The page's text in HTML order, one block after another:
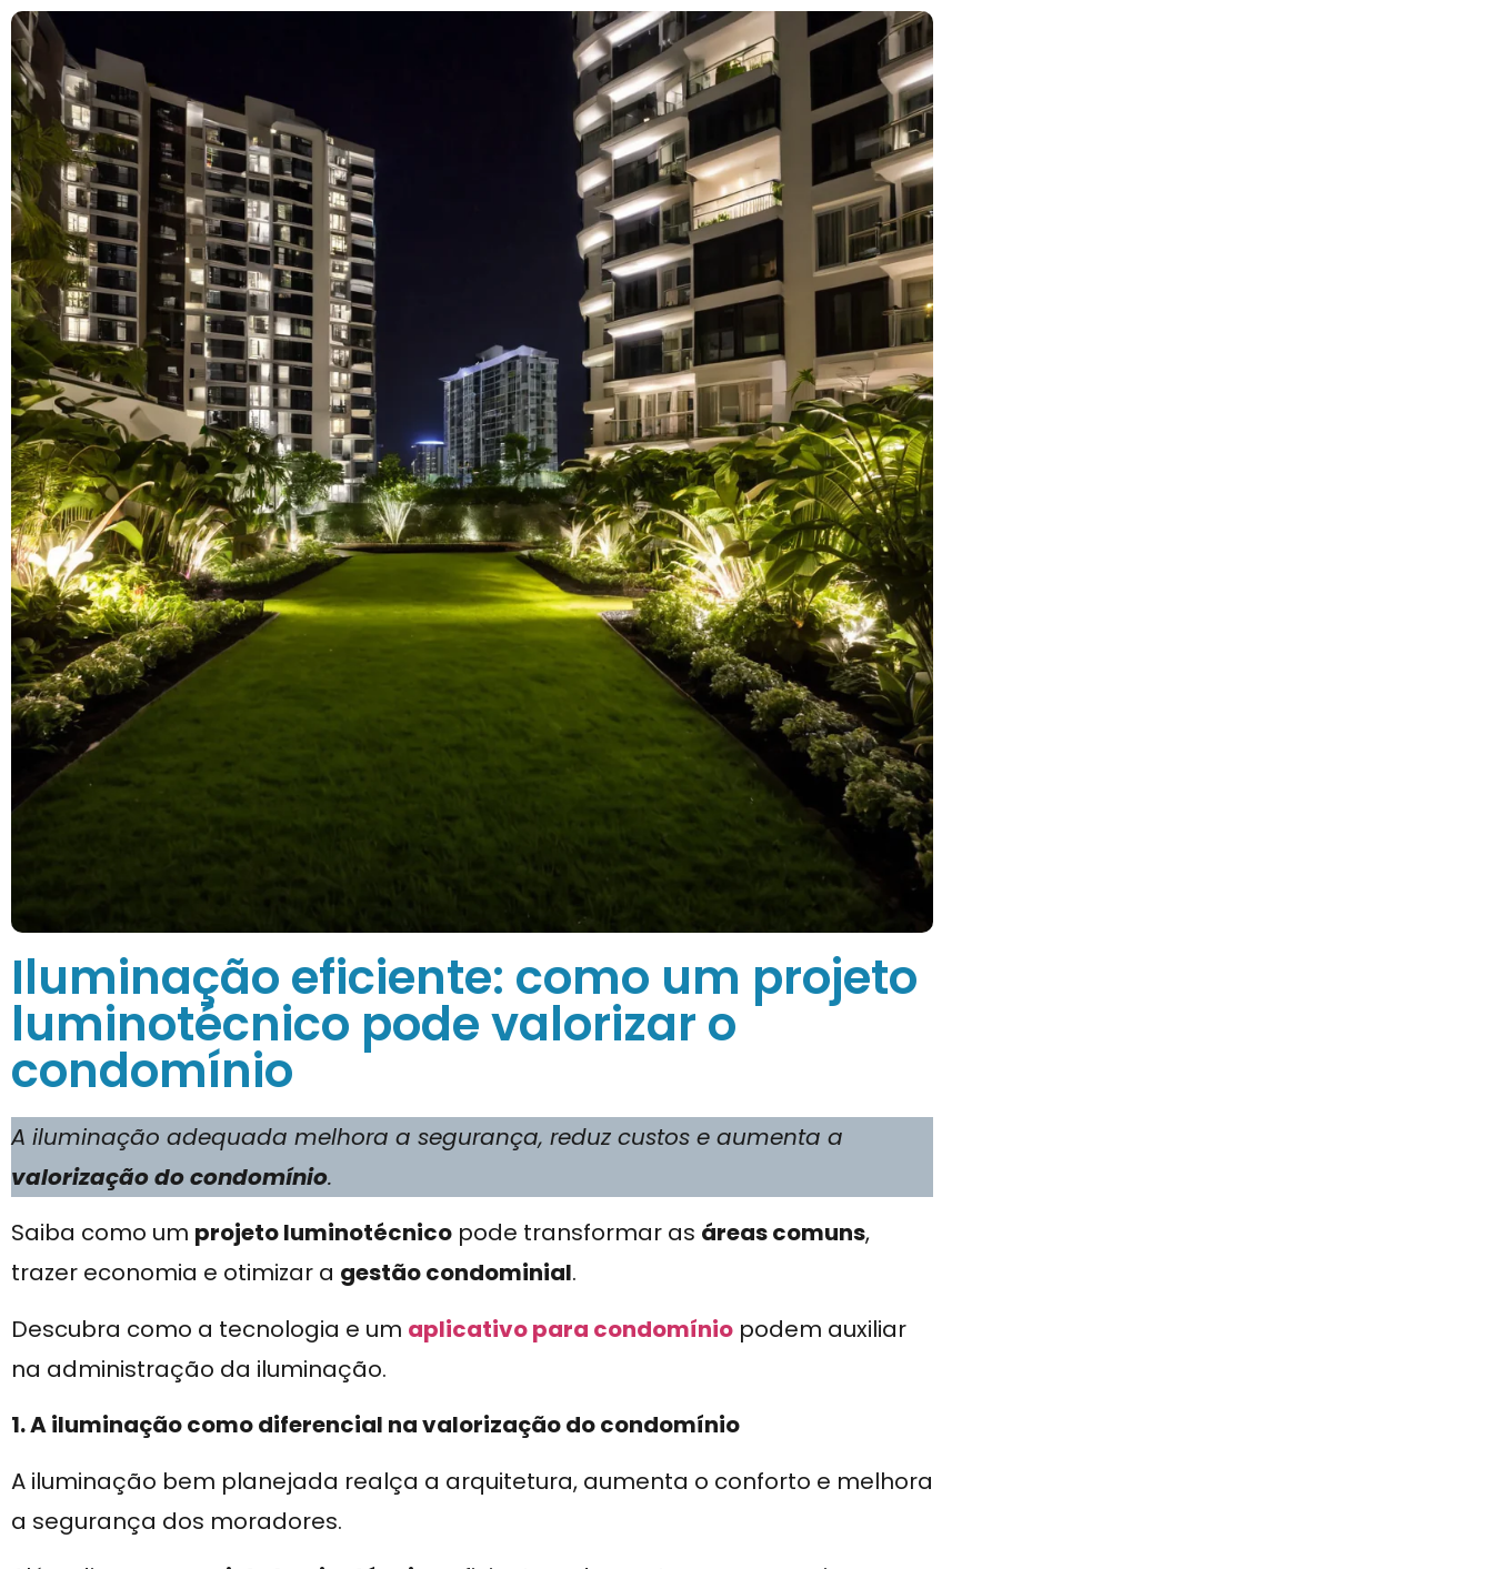
Iluminação eficiente: como um projeto
luminotécnico pode valorizar o
condomínio
A iluminação adequada melhora a segurança, reduz custos e aumenta a
valorização do condomínio.
Saiba como um projeto luminotécnico pode transformar as áreas comuns,
trazer economia e otimizar a gestão condominial.
Descubra como a tecnologia e um aplicativo para condomínio podem auxiliar
na administração da iluminação.
1. A iluminação como diferencial na valorização do condomínio
A iluminação bem planejada realça a arquitetura, aumenta o conforto e melhora
a segurança dos moradores.